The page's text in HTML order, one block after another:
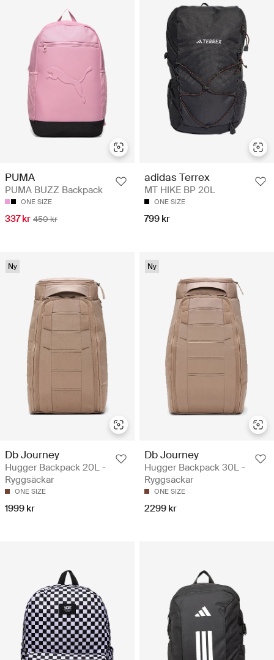
PUMA
PUMA BUZZ Backpack
ONE SIZE
337 kr 450 kr
adidas Terrex
MT HIKE BP 20L
ONE SIZE
799 kr
Ny
Db Journey
Hugger Backpack 20L -
Ryggsäckar
ONE SIZE
1999 kr
Ny
Db Journey
Hugger Backpack 30L -
Ryggsäckar
ONE SIZE
2299 kr